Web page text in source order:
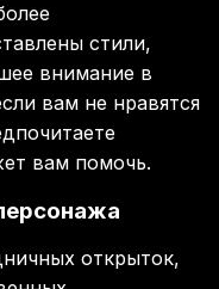
стили,
внимание в
вам не нравятся
вам помочь.
открыток,